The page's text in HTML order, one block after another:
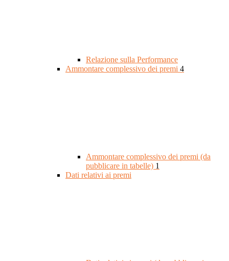
Relazione sulla Performance
Ammontare complessivo dei premi 4
Ammontare complessivo dei premi (da
pubblicare in tabelle) 1
Dati relativi ai premi